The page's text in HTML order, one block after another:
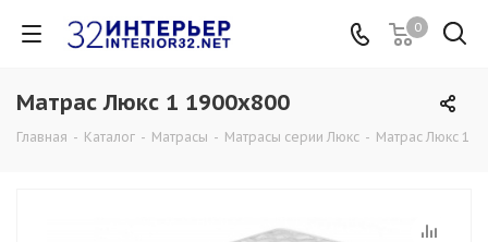
0
Матрас Люкс 1 1900x800
Главная - Каталог - Матрасы - Матрасы серии Люкс - Матрас Люкс 1